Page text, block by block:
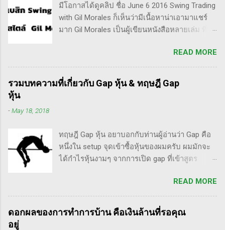
เขามองระยะยาว ไม่สนใจต่อความผันผวนของ
ราคาในระยะสั้น อย่างวอเรน บัฟเฟต์ บอกว่า "คุณ
ไม่ควรอยู่ในตลาดหุ้น นอกเสียจากจะสามารถนั่ง
ตระหนก" ดังนั้น invester นั้น จะไม่ตระหนกเมื่อ
ราคาหุ้นร่วงทำให้เขาต้องขาดทุนไปแค่ 10% เอง
แต่ trader ทนไม่ได้แล้ว ต้องทำอะไรสักอย่าง
แรกซื้อหุ้น เพราะต้องการเล่นแบบเทรดเดิ้ง คือ
ซื้อมาขายไปในกรอบเวลาหนึ...
มีโอกาสได้ดูคลิป ชื่อ June 6 2016 Swing Trading
with Gil Morales ก็เห็นว่ามีเนื้อหาน่าเอามาแชร์
มาก Gil Morales เป็นผู้เขียนหนังสือหลายเล่ม ที่ดัๆ
นานก็คือชื่อ "Trade Like an O'Neil Disciple: How
We Made Over 18,000% in the Stock Market" ที่
เขียนร่วมกับ Dr.Chris Kacher อีกเล่มก็คือ In The
Trading Cockpit with the O'Neil Disciples:
Money Selling Stocks Short อีกด้วย ผมเองก็เคย
แปลงานของแกแบบมั่วๆ หลายเรื่องด้วยกันนะ
อาทิ - Voodoo - ทรงหุ้นซิ่ง ราคาย่อ วอลุ่มหาย -
ผมเป็นแฟนคลับของแกนั่นเองครับ ง่ายๆเลย ที่
ชอบเพราะเราต่างมีอาจารย์ร่วมกันก็คือ ปู่โอนีล,
ทวดลิเวอร์มอร์ และทวด Wyckoff นั่นเอง (คือผม
READ MORE
รวมบทความที่เกี่ยวกับ Gap หุ้น & ทฤษฎี Gap
หุ้น
-May 18, 2018
ทฤษฎี Gap หุ้น อยาบอกกับท่านผู้อ่านว่า Gap คือ
หนึ่งใน setup จุดเข้าซื้อหุ้นของผมครับ ผมมักจะ
ได้กำไรหุ้นงามๆ จากการเปิด gap ที่เข้าสูตร
ทำการบ้าน มันส่งสัญญาณซื้อ แบบเปิด gap ผมจะ
ชอบมาก แต่ถึงกระนั้น มันก็ไม่ได้เป๊ะทุกตัวนะ
ครับ มีล้มเหลวเกินครึ่ง เราต้องคอยคัดตัวที่ไม่ดี
ออก เหลือตัวเจ๋งๆ แรงๆ ให้มันวิ่งทำเงินให้เราไป
READ MORE
ดอกผลของการทำการบ้าน คือเงินล้านที่รอคุณ
อยู่